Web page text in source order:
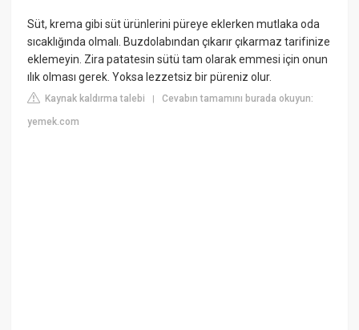
Süt, krema gibi süt ürünlerini püreye eklerken mutlaka oda
sıcaklığında olmalı. Buzdolabından çıkarır çıkarmaz tarifinize
eklemeyin. Zira patatesin sütü tam olarak emmesi için onun
ılık olması gerek. Yoksa lezzetsiz bir püreniz olur.
Kaynak kaldırma talebi |Cevabın tamamını burada okuyun:
yemek.com